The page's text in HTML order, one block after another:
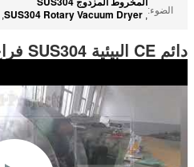
الضوء:,
SUS304 Rotary Vacuum Dryer
,
دائم CE البيئية SUS304 فراغ آلة التجفيف للحوم